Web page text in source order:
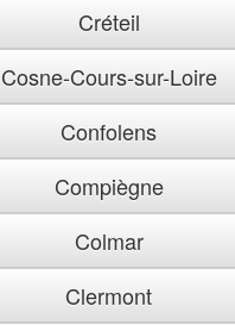
Créteil
Cosne-Cours-sur-Loire
Confolens
Compiègne
Colmar
Clermont